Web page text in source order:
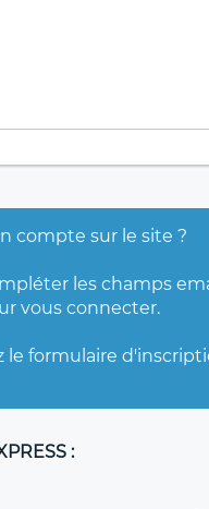
compte sur le site ?
les champs
vous connecter.
le formulaire
: